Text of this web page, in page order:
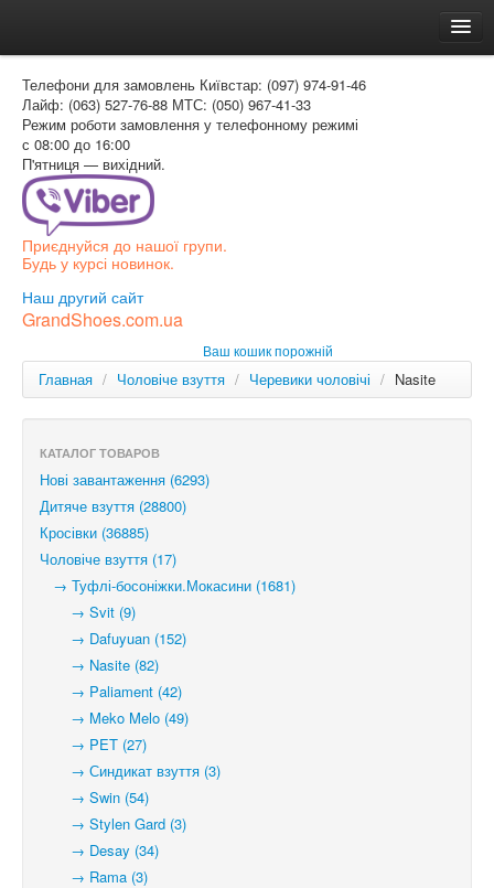
Доставка и оплата
Как заказать
Контакти
Таблиця розмірів
Вхід для покупця
РОС
Телефони для замовлень Київстар: (097) 974-91-46
Лайф: (063) 527-76-88 МТС: (050) 967-41-33
Режим роботи замовлення у телефонному режимі
с 08:00 до 16:00
П'ятниця — вихідний.
Приєднуйся до нашої групи.
Будь у курсі новинок.
Наш другий сайт
GrandShoes.com.ua
Ваш кошик порожній
Главная / Чоловіче взуття / Черевики чоловічі / Nasite
КАТАЛОГ ТОВАРОВ
Нові завантаження (6293)
Дитяче взуття (28800)
Кросівки (36885)
Чоловіче взуття (17)
→ Туфлі-босоніжки.Мокасини (1681)
→ Svit (9)
→ Dafuyuan (152)
→ Nasite (82)
→ Paliament (42)
→ Meko Melo (49)
→ PET (27)
→ Синдикат взуття (3)
→ Swin (54)
→ Stylen Gard (3)
→ Desay (34)
→ Rama (3)